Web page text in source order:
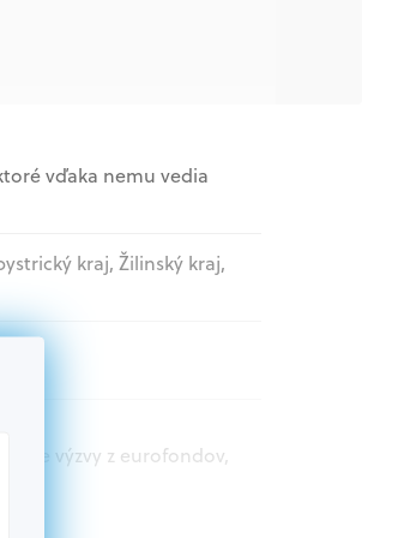
vďaka nemu vedia
kraj, Žilinský kraj,
výzvy z eurofondov,